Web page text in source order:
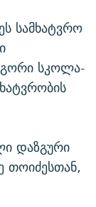
სამხატვრო
სკოლა-
დაზგური
თოიძესთან,